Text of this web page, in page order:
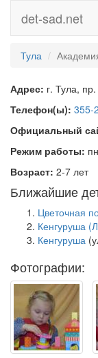
det-sad.net
Тула
Адрес: г. Тула,
Телефон(ы): 355-
Официальный
Режим работы:
Возраст: 2-7 лет
Ближайшие
Цветочная
Кенгуруша
Кенгуруша
Фотографии: